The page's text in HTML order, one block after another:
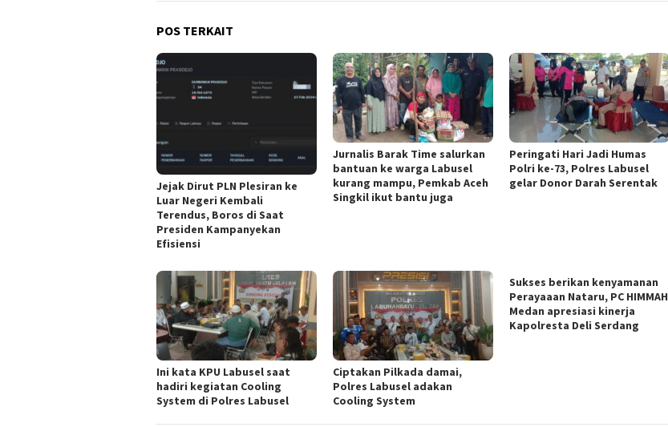
POS TERKAIT
Jejak Dirut PLN Plesiran ke
Luar Negeri Kembali
Terendus, Boros di Saat
Presiden Kampanyekan
Efisiensi
Jurnalis Barak Time salurkan
bantuan ke warga Labusel
kurang mampu, Pemkab Aceh
Singkil ikut bantu juga
Peringati Hari Jadi Humas
Polri ke-73, Polres Labusel
gelar Donor Darah Serentak
Ini kata KPU Labusel saat
hadiri kegiatan Cooling
System di Polres Labusel
Ciptakan Pilkada damai,
Polres Labusel adakan
Cooling System
Sukses berikan kenyamanan
Perayaaan Nataru, PC HIMMAH
Medan apresiasi kinerja
Kapolresta Deli Serdang